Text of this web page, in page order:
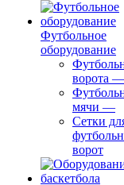
Футбольное
оборудование
ворота —
мячи —
Сетки
ворот